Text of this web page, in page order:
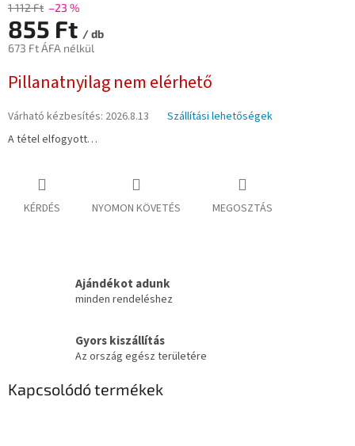
1 112 Ft –23 %
855 Ft / db
673 Ft ÁFA nélkül
Pillanatnyilag nem elérhető
Várható kézbesítés: 2026.8.13
Szállítási lehetőségek
A tétel elfogyott…
KÉRDÉS NYOMON KÖVETÉS MEGOSZTÁS
Ajándékot adunk
minden rendeléshez
Gyors kiszállítás
Az ország egész területére
Kapcsolódó termékek